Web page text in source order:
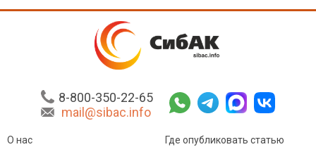
8-800-350-22-65
mail@sibac.info
О нас
Где опубликовать статью